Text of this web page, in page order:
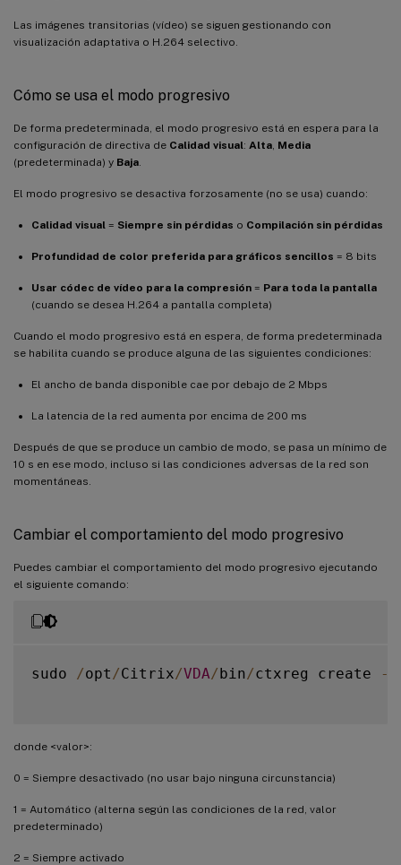
Las imágenes transitorias (vídeo) se siguen gestionando con
visualización adaptativa o H.264 selectivo.
Cómo se usa el modo progresivo
De forma predeterminada, el modo progresivo está en espera para la
configuración de directiva de Calidad visual: Alta Media
(predeterminada) y Baja
El modo progresivo se desactiva forzosamente (no se usa) cuando:
Calidad visual = Siempre sin pérdidas o Compilación sin pérdidas
Profundidad de color preferida para gráficos sencillos = 8 bits
Usar códec de vídeo para la compresión = Para toda la pantalla
(cuando se desea H.264 a pantalla completa)
Cuando el modo progresivo está en espera, de forma predeterminada
se habilita cuando se produce alguna de las siguientes condiciones:
El ancho de banda disponible cae por debajo de 2 Mbps
La latencia de la red aumenta por encima de 200 ms
Después de que se produce un cambio de modo, se pasa un mínimo de
10 s en ese modo, incluso si las condiciones adversas de la red son
momentáneas.
Cambiar el comportamiento del modo progresivo
Puedes cambiar el comportamiento del modo progresivo ejecutando
el siguiente comando:
sudo /opt /Citrix/VDA/bin/ctxreg create -
donde <valor>:
0 = Siempre desactivado (no usar bajo ninguna circunstancia)
1 = Automático (alterna según las condiciones de la red, valor
predeterminado)
2 = Siempre activado